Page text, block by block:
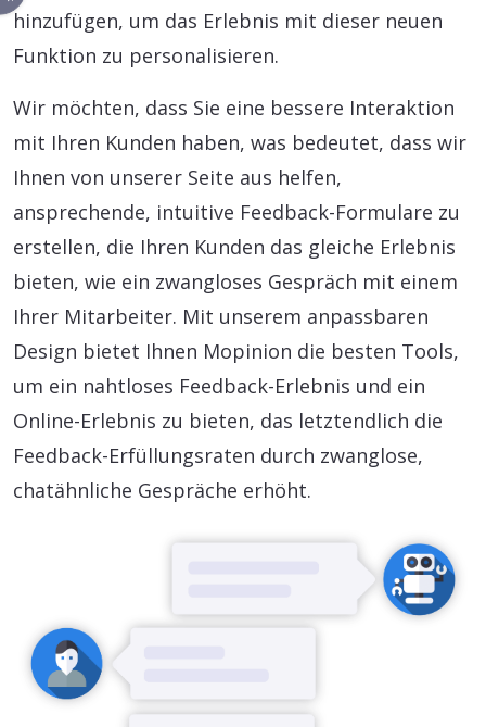
hinzufügen, um das Erlebnis mit dieser neuen
Funktion zu personalisieren.
Wir möchten, dass Sie eine bessere Interaktion
mit Ihren Kunden haben, was bedeutet, dass wir
Ihnen von unserer Seite aus helfen,
ansprechende, intuitive Feedback-Formulare zu
erstellen, die Ihren Kunden das gleiche Erlebnis
bieten, wie ein zwangloses Gespräch mit einem
Ihrer Mitarbeiter. Mit unserem anpassbaren
Design bietet Ihnen Mopinion die besten Tools,
um ein nahtloses Feedback-Erlebnis und ein
Online-Erlebnis zu bieten, das letztendlich die
Feedback-Erfüllungsraten durch zwanglose,
chatähnliche Gespräche erhöht.